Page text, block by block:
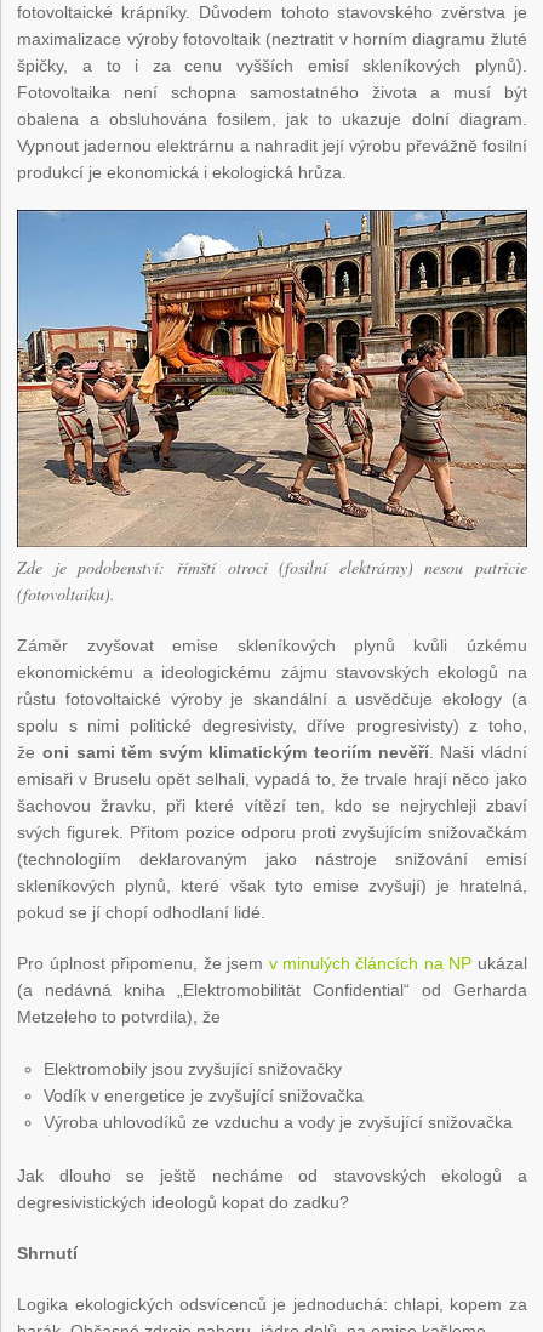
fotovoltaické krápníky. Důvodem tohoto stavovského zvěrstva je
maximalizace výroby fotovoltaik (neztratit v horním diagramu žluté
špičky, a to i za cenu vyšších emisí skleníkových plynů).
Fotovoltaika není schopna samostatného života a musí být
obalena a obsluhována fosilem, jak to ukazuje dolní diagram.
Vypnout jadernou elektrárnu a nahradit její výrobu převážně fosilní
produkcí je ekonomická i ekologická hrůza.
Zde je podobenství: římští otroci (fosilní elektrárny) nesou patricie
(fotovoltaiku).
Záměr zvyšovat emise skleníkových plynů kvůli úzkému
ekonomickému a ideologickému zájmu stavovských ekologů na
růstu fotovoltaické výroby je skandální a usvědčuje ekology (a
spolu s nimi politické degresivisty, dříve progresivisty) z toho,
že oni sami těm svým klimatickým teoriím nevěří. Naši vládní
emisaři v Bruselu opět selhali, vypadá to, že trvale hrají něco jako
šachovou žravku, při které vítězí ten, kdo se nejrychleji zbaví
svých figurek. Přitom pozice odporu proti zvyšujícím snižovačkám
(technologiím deklarovaným jako nástroje snižování emisí
skleníkových plynů, které však tyto emise zvyšují) je hratelná,
pokud se jí chopí odhodlaní lidé.
Pro úplnost připomenu, že jsem v minulých článcích na NP ukázal
(a nedávná kniha „Elektromobilität Confidential“ od Gerharda
Metzeleho to potvrdila), že
Elektromobily jsou zvyšující snižovačky
Vodík v energetice je zvyšující snižovačka
Výroba uhlovodíků ze vzduchu a vody je zvyšující snižovačka
Jak dlouho se ještě necháme od stavovských ekologů a
degresivistických ideologů kopat do zadku?
Shrnutí
Logika ekologických odsvícenců je jednoduchá: chlapi, kopem za